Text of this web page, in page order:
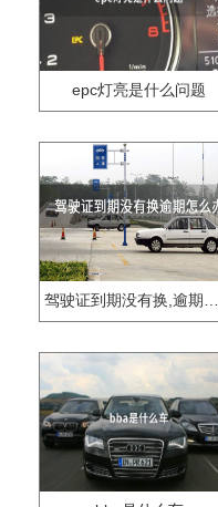
epc灯亮是什么问题
驾驶证到期没有换,逾期怎么办??